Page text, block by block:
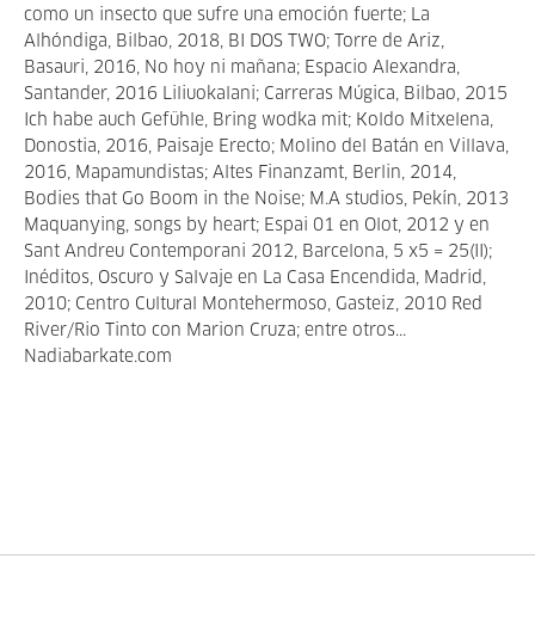
como un insecto que sufre una emoción fuerte; La
Alhóndiga, Bilbao, 2018, BI DOS TWO; Torre de Ariz,
Basauri, 2016, No hoy ni mañana; Espacio Alexandra,
Santander, 2016 Liliuokalani; Carreras Múgica, Bilbao, 2015
Ich habe auch Gefühle, Bring wodka mit; Koldo Mitxelena,
Donostia, 2016, Paisaje Erecto; Molino del Batán en Villava,
2016, Mapamundistas; Altes Finanzamt, Berlin, 2014,
Bodies that Go Boom in the Noise; M.A studios, Pekín, 2013
Maquanying, songs by heart; Espai 01 en Olot, 2012 y en
Sant Andreu Contemporani 2012, Barcelona, 5 x5 = 25(II);
Inéditos, Oscuro y Salvaje en La Casa Encendida, Madrid,
2010; Centro Cultural Montehermoso, Gasteiz, 2010 Red
River/Rio Tinto con Marion Cruza; entre otros...
Nadiabarkate.com